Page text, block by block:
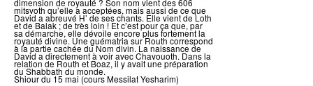
dimension de royauté ? Son nom vient des 606
mitsvoth qu’elle a acceptées, mais aussi de ce que
David a abreuvé H’ de ses chants. Elle vient de Loth
et de Balak ; de très loin ! Et c’est pour ça que, par
sa démarche, elle dévoile encore plus fortement la
royauté divine. Une guématria sur Routh correspond
à la partie cachée du Nom divin. La naissance de
David a directement à voir avec Chavouoth. Dans la
relation de Routh et Boaz, il y avait une préparation
du Shabbath du monde.
Shiour du 15 mai (cours Messilat Yesharim)